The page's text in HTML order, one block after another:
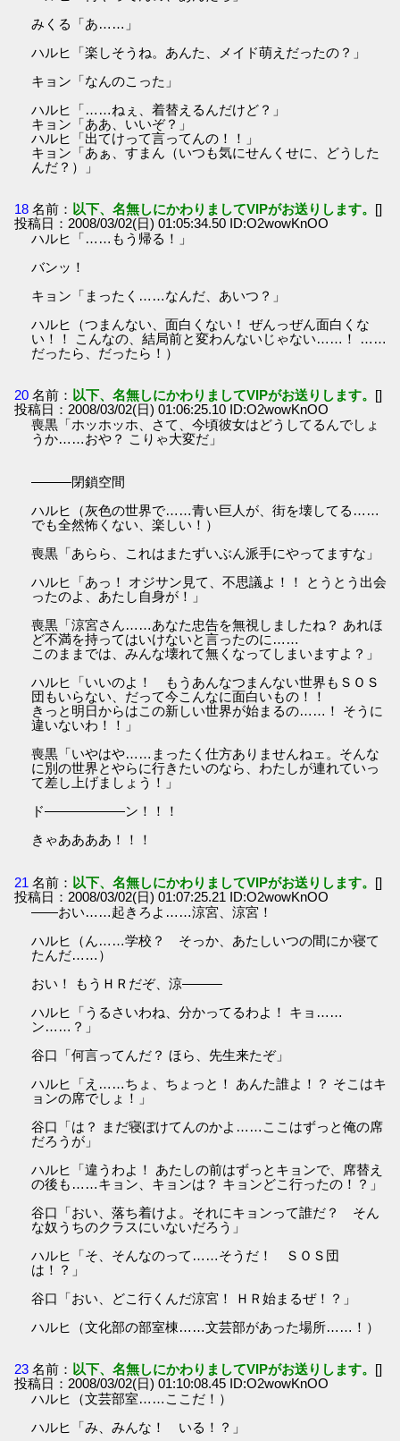
みくる「あ……」
ハルヒ「楽しそうね。あんた、メイド萌えだったの？」
キョン「なんのこった」
ハルヒ「……ねぇ、着替えるんだけど？」
キョン「ああ、いいぞ？」
ハルヒ「出てけって言ってんの！！」
キョン「あぁ、すまん（いつも気にせんくせに、どうした
んだ？）」
18 名前： 以下、名無しにかわりましてVIPがお送りします。 []
投稿日：2008/03/02(日) 01:05:34.50 ID:O2wowKnOO
ハルヒ「……もう帰る！」
バンッ！
キョン「まったく……なんだ、あいつ？」
ハルヒ（つまんない、面白くない！ ぜんっぜん面白くな
い！！ こんなの、結局前と変わんないじゃない……！ ……
だったら、だったら！）
20 名前： 以下、名無しにかわりましてVIPがお送りします。 []
投稿日：2008/03/02(日) 01:06:25.10 ID:O2wowKnOO
喪黒「ホッホッホ、さて、今頃彼女はどうしてるんでしょ
うか……おや？ こりゃ大変だ」
―――閉鎖空間
ハルヒ（灰色の世界で……青い巨人が、街を壊してる……
でも全然怖くない、楽しい！）
喪黒「あらら、これはまたずいぶん派手にやってますな」
ハルヒ「あっ！ オジサン見て、不思議よ！！ とうとう出会
ったのよ、あたし自身が！」
喪黒「涼宮さん……あなた忠告を無視しましたね？ あれほ
ど不満を持ってはいけないと言ったのに……
このままでは、みんな壊れて無くなってしまいますよ？」
ハルヒ「いいのよ！ もうあんなつまんない世界もＳＯＳ
団もいらない、だって今こんなに面白いもの！！
きっと明日からはこの新しい世界が始まるの……！ そうに
違いないわ！！」
喪黒「いやはや……まったく仕方ありませんねェ。そんな
に別の世界とやらに行きたいのなら、わたしが連れていっ
て差し上げましょう！」
ド――――――ン！！！
きゃああああ！！！
21 名前： 以下、名無しにかわりましてVIPがお送りします。 []
投稿日：2008/03/02(日) 01:07:25.21 ID:O2wowKnOO
――おい……起きろよ……涼宮、涼宮！
ハルヒ（ん……学校？ そっか、あたしいつの間にか寝て
たんだ……）
おい！ もうＨＲだぞ、涼―――
ハルヒ「うるさいわね、分かってるわよ！ キョ……
ン……？」
谷口「何言ってんだ？ ほら、先生来たぞ」
ハルヒ「え……ちょ、ちょっと！ あんた誰よ！？ そこはキ
ョンの席でしょ！」
谷口「は？ まだ寝ぼけてんのかよ……ここはずっと俺の席
だろうが」
ハルヒ「違うわよ！ あたしの前はずっとキョンで、席替え
の後も……キョン、キョンは？ キョンどこ行ったの！？」
谷口「おい、落ち着けよ。それにキョンって誰だ？ そん
な奴うちのクラスにいないだろう」
ハルヒ「そ、そんなのって……そうだ！ ＳＯＳ団
は！？」
谷口「おい、どこ行くんだ涼宮！ ＨＲ始まるぜ！？」
ハルヒ（文化部の部室棟……文芸部があった場所……！）
23 名前： 以下、名無しにかわりましてVIPがお送りします。 []
投稿日：2008/03/02(日) 01:10:08.45 ID:O2wowKnOO
ハルヒ（文芸部室……ここだ！）
ハルヒ「み、みんな！ いる！？」